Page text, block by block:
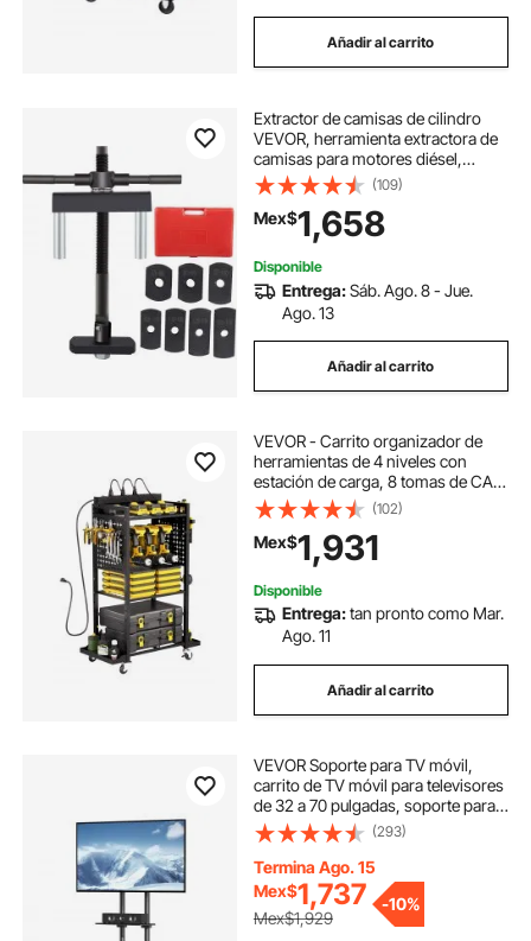
Añadir al carrito
Extractor de camisas de cilindro
VEVOR, herramienta extractora de
camisas para motores diésel,
compatible con diámetros de 75
mm a 138 mm, tanto en seco como
en húmedo, juego universal de
herramientas extractoras de
camisas de cilindro para reparación
de automóviles.
(109)
Mex$1,658
Disponible
Entrega:Sáb. Ago. 8 - Jue.
Ago. 13
Añadir al carrito
VEVOR - Carrito organizador de
herramientas de 4 niveles con
estación de carga, 8 tomas de CA,
soporte para taladro con ruedas y
soporte para batería de
herramientas con ruedas, ideal para
taller o garaje.
(102)
Mex$1,931
Disponible
Entrega:tan pronto como Mar.
Ago. 11
Añadir al carrito
VEVOR Soporte para TV móvil,
carrito de TV móvil para televisores
de 32 a 70 pulgadas, soporte para
TV portátil ajustable en altura con
ruedas, bandeja doble para
dispositivos audiovisuales, soporte
para TV rodante con soporte para
dormitorio, sala de estar
(293)
Termina Ago. 15
Mex$1,737
Mex$1,929
-10%